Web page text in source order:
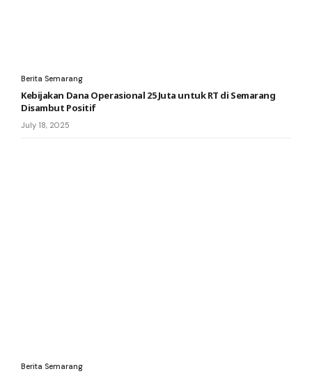
Berita Semarang
Kebijakan Dana Operasional 25 Juta untuk RT di Semarang
Disambut Positif
July 18, 2025
Berita Semarang